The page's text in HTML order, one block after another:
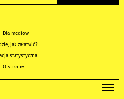
Dla mediów
jak załatwić?
statystyczna
O stronie